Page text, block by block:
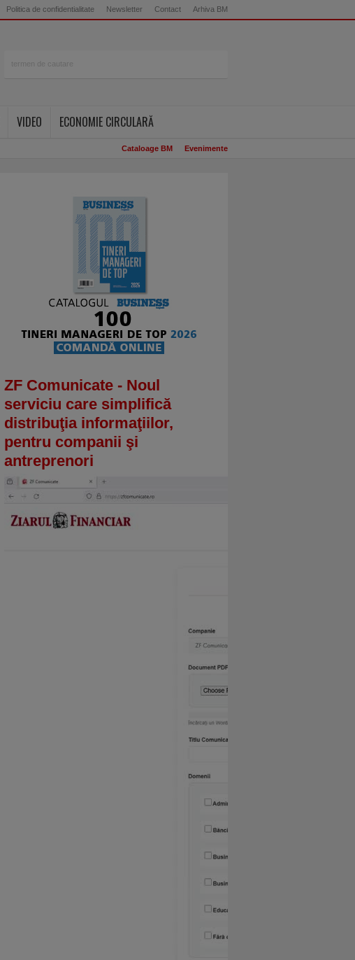
Politica de confidentialitate Newsletter Contact Arhiva BM
VIDEO
ECONOMIE CIRCULARĂ
Cataloage BM Evenimente
ZF Comunicate - Noul
serviciu care simplifică
distribuţia informaţiilor,
pentru companii şi
antreprenori